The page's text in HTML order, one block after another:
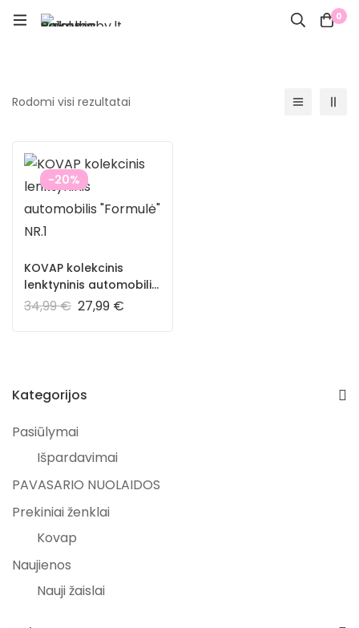
0
Kategorijos
Pasiūlymai
Išpardavimai
PAVASARIO NUOLAIDOS
Prekiniai ženklai
Kovap
Naujienos
Nauji žaislai
Rodomi visi rezultatai
-20%
KOVAP kolekcinis
lenktyninis automobilis
“Formulė” NR.1
34,99€ 27,99 €